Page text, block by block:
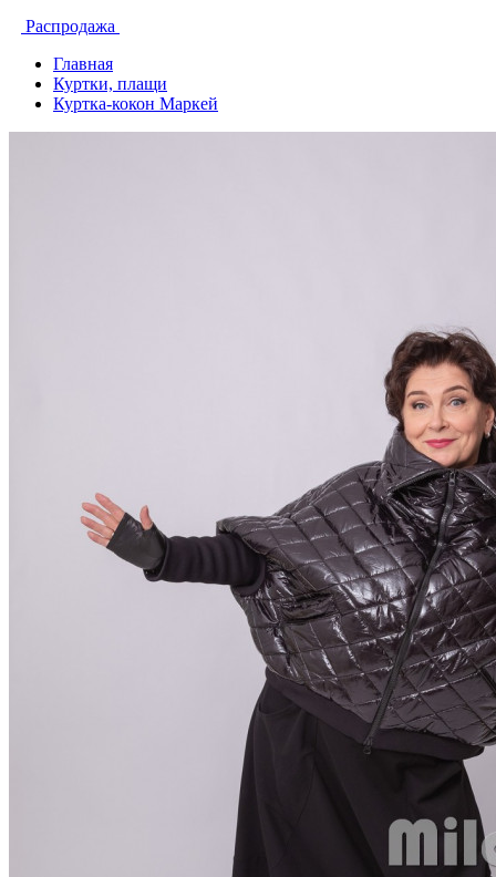
Распродажа
Главная
Куртки, плащи
Куртка-кокон Маркей